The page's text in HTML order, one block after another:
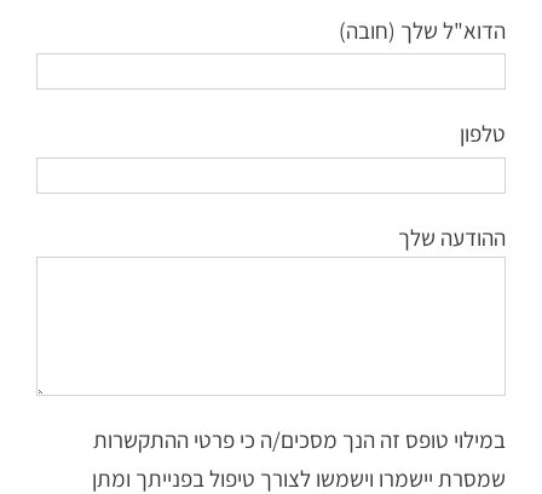
הדוא"ל שלך (חובה)
טלפון
ההודעה שלך
במילוי טופס זה הנך מסכים/ה כי פרטי ההתקשרות
שמסרת יישמרו וישמשו לצורך טיפול בפנייתך ומתן